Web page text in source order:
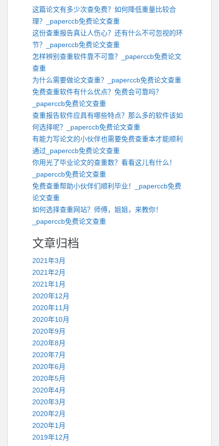
这篇论文有多少次查免费？如何降低重量比较合
理？_paperccb免费论文查重
这份查重报告真让人伤心？还有什么不可忽视的环
节？_paperccb免费论文查重
怎样辨别查重软件靠不可靠？_paperccb免费论文
查重
为什么需要做论文查重？_paperccb免费论文查重
免费查重软件有什么优点？免费会可靠吗？
_paperccb免费论文查重
查重报告软件应具有哪些特点？那么多的软件该如
何选择呢？_paperccb免费论文查重
有能力写论文的小伙伴也需要免费查重本才能顺利
通过_paperccb免费论文查重
你用光了毕业论文的查重数？看看这儿有什么！
_paperccb免费论文查重
免费查重帮助小伙伴们顺利毕业！_paperccb免费
论文查重
如何选择查重网站？师傅，姐姐，来教你！
_paperccb免费论文查重
文章归档
2021年3月
2021年2月
2021年1月
2020年12月
2020年11月
2020年10月
2020年9月
2020年8月
2020年7月
2020年6月
2020年5月
2020年4月
2020年3月
2020年2月
2020年1月
2019年12月